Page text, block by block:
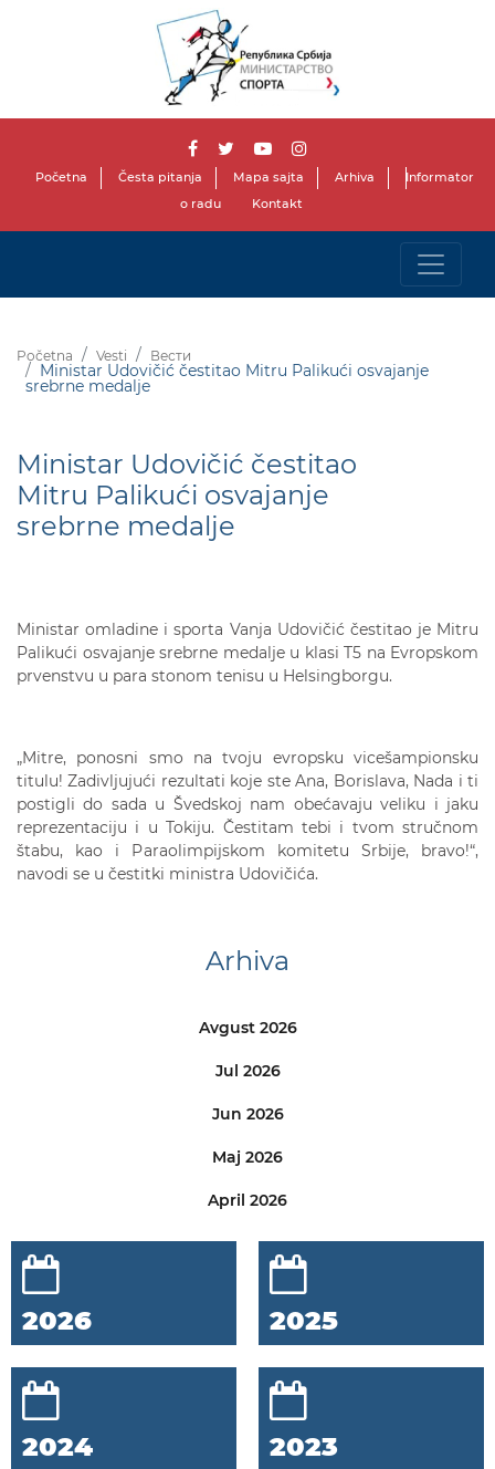
Početna Česta pitanja Mapa sajta Arhiva
Informator
o radu
Kontakt
Početna Vesti Вести
Ministar Udovičić čestitao Mitru Palikući osvajanje
srebrne medalje
Ministar Udovičić čestitao
Mitru Palikući osvajanje
srebrne medalje
Ministar omladine i sporta Vanja Udovičić čestitao je Mitru
Palikući osvajanje srebrne medalje u klasi T5 na Evropskom
prvenstvu u para stonom tenisu u Helsingborgu.
„Mitre, ponosni smo na tvoju evropsku vicešampionsku
titulu! Zadivljujući rezultati koje ste Ana, Borislava, Nada i ti
postigli do sada u Švedskoj nam obećavaju veliku i jaku
reprezentaciju i u Tokiju. Čestitam tebi i tvom stručnom
štabu, kao i Paraolimpijskom komitetu Srbije, bravo!“,
navodi se u čestitki ministra Udovičića.
Arhiva
Avgust 2026
Jul 2026
Jun 2026
Maj 2026
April 2026
2026 2025
2024 2023